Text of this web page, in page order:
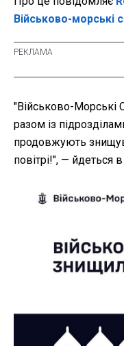
Військово-морські
"Військово-Морські
разом із
продовжують
повітрі!", — йдеться